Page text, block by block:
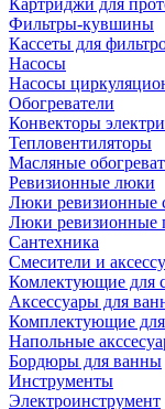
Картриджи для
Фильтры-кувшины
Кассеты для
Насосы
Насосы
Обогреватели
Конвекторы
Тепловентиляторы
Масляные
Ревизионные люки
Люки ревизионные
Люки ревизионные
Сантехника
Смесители и
Комлектующие для
Аксессуары для
Комплектующие
Напольные
Бордюры для ванны
Инструменты
Электроинструмент